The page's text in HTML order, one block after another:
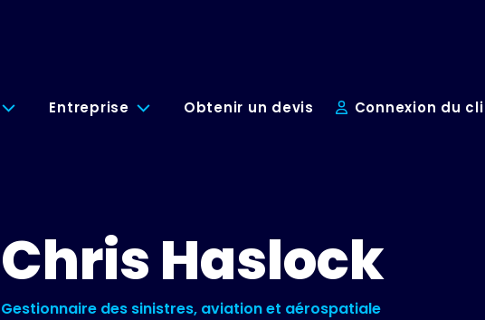
Entreprise Obtenir un devis Connexion du
Chris Haslock
Gestionnaire des sinistres, aviation et aérospatiale